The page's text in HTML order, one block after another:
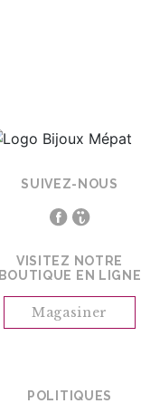
SUIVEZ-NOUS
VISITEZ NOTRE
BOUTIQUE EN LIGNE
Magasiner
POLITIQUES